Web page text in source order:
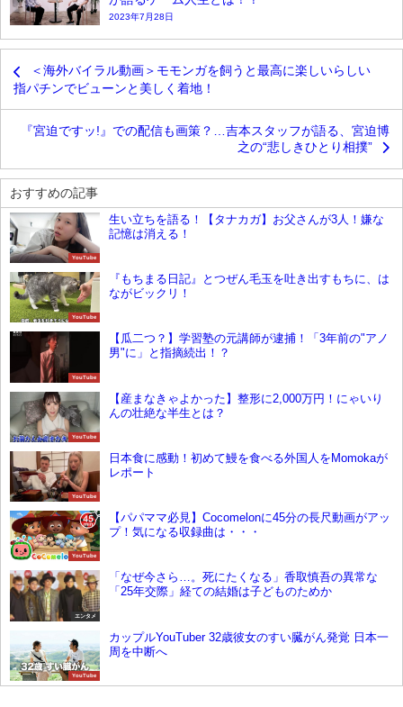
2023年7月28日
＜海外バイラル動画＞モモンガを飼うと最高に楽しいらしい
指パチンでビューンと美しく着地！
『宮迫ですッ!』での配信も画策？…吉本スタッフが語る、宮迫博
之の“悲しきひとり相撲”
おすすめの記事
YouTube
生い立ちを語る！【タナカガ】お父さんが3人！嫌な
記憶は消える！
YouTube
『もちまる日記』とつぜん毛玉を吐き出すもちに、は
ながビックリ！
YouTube
【瓜二つ？】学習塾の元講師が逮捕！「3年前の"アノ
男"に」と指摘続出！？
YouTube
【産まなきゃよかった】整形に2,000万円！にゃいり
んの壮絶な半生とは？
YouTube
日本食に感動！初めて鰻を食べる外国人をMomokaが
レポート
YouTube
【パパママ必見】Cocomelonに45分の長尺動画がアッ
プ！気になる収録曲は・・・
エンタメ
「なぜ今さら…。死にたくなる」香取慎吾の異常な
「25年交際」経ての結婚は子どものためか
YouTube
カップルYouTuber 32歳彼女のすい臓がん発覚 日本一
周を中断へ